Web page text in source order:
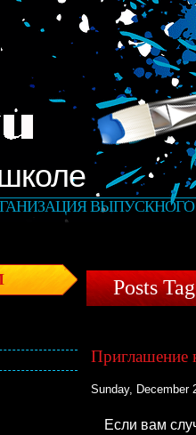
Posts
Приглашение
Sunday, December
Если вам